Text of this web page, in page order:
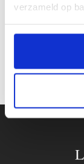
verzameld op